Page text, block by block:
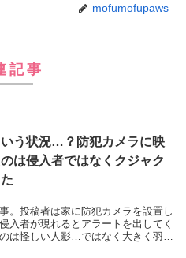
mofumofupaws
記事
いう状況…？防犯カメラに映
は侵入者ではなくクジャク
。投稿者は家に防犯カメラを設置し
入者が現れるとアラートを出してく
は怪しい人影…ではなく大きく羽を